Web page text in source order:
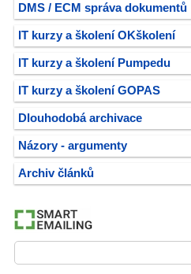
DMS / ECM správa dokumentů
IT kurzy a školení OKškolení
IT kurzy a školení Pumpedu
IT kurzy a školení GOPAS
Dlouhodobá archivace
Názory - argumenty
Archiv článků